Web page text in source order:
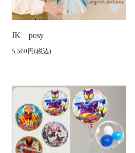
JK posy
5,500円(税込)